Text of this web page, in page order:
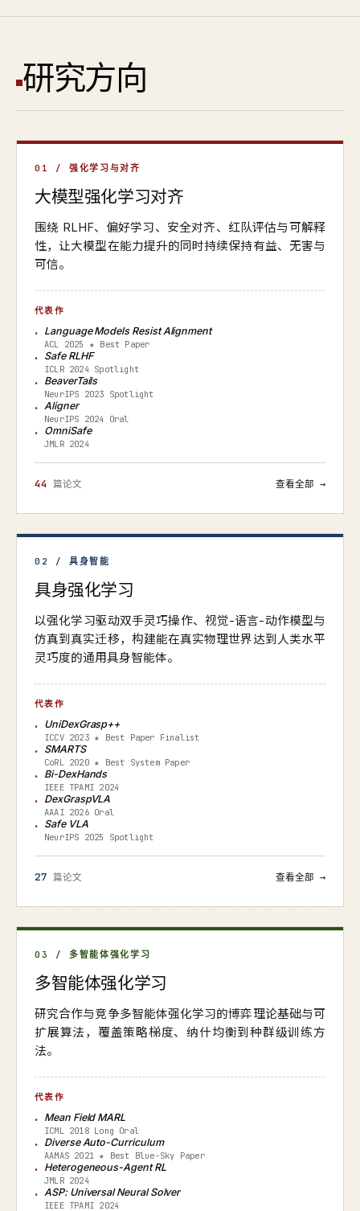
研究方向
01 / 强化学习与对齐
大模型强化学习对齐
围绕 RLHF、偏好学习、安全对齐、红队评估与可解释
性，让大模型在能力提升的同时持续保持有益、无害与
可信。
代表作
Language Models Resist Alignment
ACL 2025 ★ Best Paper
Safe RLHF
ICLR 2024 Spotlight
BeaverTails
NeurIPS 2023 Spotlight
Aligner
NeurIPS 2024 Oral
OmniSafe
JMLR 2024
44 篇论文 查看全部 →
02 / 具身智能
具身强化学习
以强化学习驱动双手灵巧操作、视觉-语言-动作模型与
仿真到真实迁移，构建能在真实物理世界达到人类水平
灵巧度的通用具身智能体。
代表作
UniDexGrasp++
ICCV 2023 ★ Best Paper Finalist
SMARTS
CoRL 2020 ★ Best System Paper
Bi-DexHands
IEEE TPAMI 2024
DexGraspVLA
AAAI 2026 Oral
Safe VLA
NeurIPS 2025 Spotlight
27 篇论文 查看全部 →
03 / 多智能体强化学习
多智能体强化学习
研究合作与竞争多智能体强化学习的博弈理论基础与可
扩展算法，覆盖策略梯度、纳什均衡到种群级训练方
法。
代表作
Mean Field MARL
ICML 2018 Long Oral
Diverse Auto-Curriculum
AAMAS 2021 ★ Best Blue-Sky Paper
Heterogeneous-Agent RL
JMLR 2024
ASP: Universal Neural Solver
IEEE TPAMI 2024